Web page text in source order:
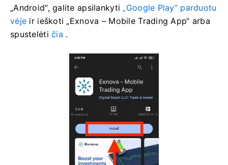
„Android“, galite apsilankyti „Google Play“ parduotu
vėje ir ieškoti „Exnova – Mobile Trading App“ arba
spustelėtičia .